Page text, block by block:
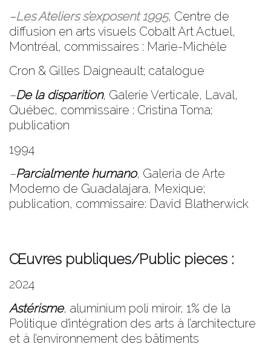
–Les Ateliers s’exposent 1995, Centre de
diffusion en arts visuels Cobalt Art Actuel,
Montréal, commissaires : Marie-Michèle
Cron & Gilles Daigneault; catalogue
–De la disparition, Galerie Verticale, Laval,
Québec, commissaire : Cristina Toma;
publication
1994
–Parcialmente humano, Galeria de Arte
Moderno de Guadalajara, Mexique;
publication, commissaire: David Blatherwick
Œuvres publiques/Public pieces :
2024
Astérisme, aluminium poli miroir, 1% de la
Politique d’intégration des arts à l’architecture
et à l’environnement des bâtiments